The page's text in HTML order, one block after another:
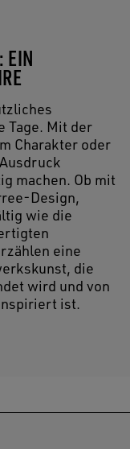
EIN
Tage. Mit der
Charakter oder
machen. Ob mit
Design,
wie die
eine
die
wird und von
ist.